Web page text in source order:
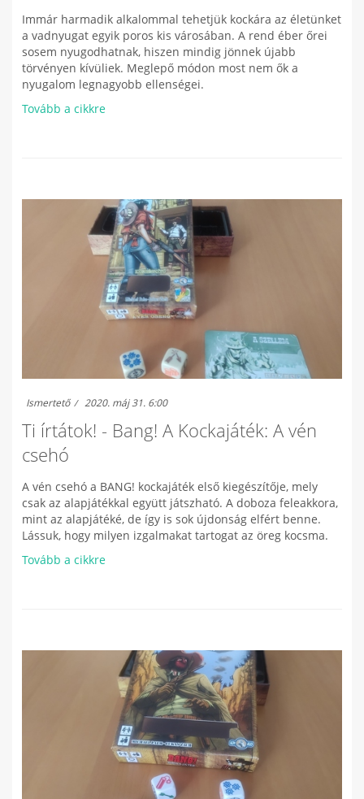
Immár harmadik alkalommal tehetjük kockára az életünket
a vadnyugat egyik poros kis városában. A rend éber őrei
sosem nyugodhatnak, hiszen mindig jönnek újabb
törvényen kívüliek. Meglepő módon most nem ők a
nyugalom legnagyobb ellenségei.
Tovább a cikkre
Ismertető 2020. máj 31. 6:00
Ti írtátok! - Bang! A Kockajáték: A vén
csehó
A vén csehó a BANG! kockajáték első kiegészítője, mely
csak az alapjátékkal együtt játszható. A doboza feleakkora,
mint az alapjátéké, de így is sok újdonság elfért benne.
Lássuk, hogy milyen izgalmakat tartogat az öreg kocsma.
Tovább a cikkre